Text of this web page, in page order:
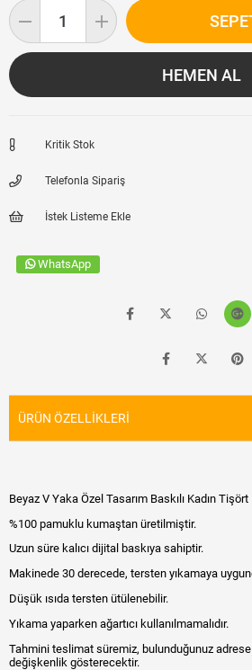
Kritik Stok
Telefonla Sipariş
İstek Listeme Ekle
WhatsApp
ÜRÜN ÖZELLIKLERI
Beyaz V Yaka Özel Tasarım Baskılı Kadın Tişört
%100 pamuklu kumaştan üretilmiştir.
Uzun süre kalıcı dijital baskıya sahiptir.
Makinede 30 derecede, tersten yıkamaya
Düşük ısıda tersten ütülenebilir.
Yıkama yaparken ağartıcı kullanılmamalıdır.
Tahmini teslimat süremiz, bulunduğunuz
değişkenlik gösterecektir.